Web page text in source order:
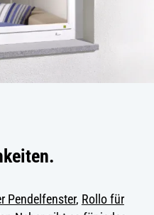
Pendelfenster, Rollo für